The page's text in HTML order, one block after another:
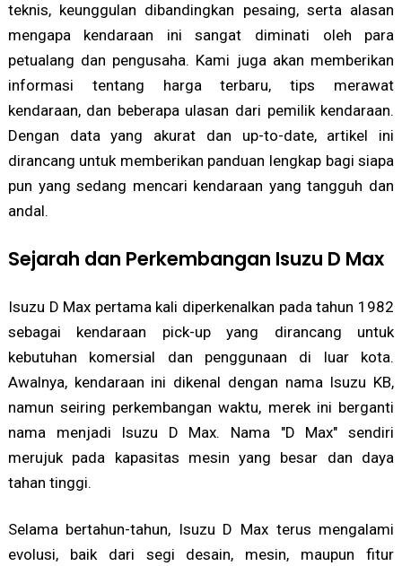
teknis, keunggulan dibandingkan pesaing, serta alasan
mengapa kendaraan ini sangat diminati oleh para
petualang dan pengusaha. Kami juga akan memberikan
informasi tentang harga terbaru, tips merawat
kendaraan, dan beberapa ulasan dari pemilik kendaraan.
Dengan data yang akurat dan up-to-date, artikel ini
dirancang untuk memberikan panduan lengkap bagi siapa
pun yang sedang mencari kendaraan yang tangguh dan
andal.
Sejarah dan Perkembangan Isuzu D Max
Isuzu D Max pertama kali diperkenalkan pada tahun 1982
sebagai kendaraan pick-up yang dirancang untuk
kebutuhan komersial dan penggunaan di luar kota.
Awalnya, kendaraan ini dikenal dengan nama Isuzu KB,
namun seiring perkembangan waktu, merek ini berganti
nama menjadi Isuzu D Max. Nama "D Max" sendiri
merujuk pada kapasitas mesin yang besar dan daya
tahan tinggi.
Selama bertahun-tahun, Isuzu D Max terus mengalami
evolusi, baik dari segi desain, mesin, maupun fitur